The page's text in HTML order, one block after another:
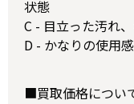
状態
C - 目立った汚れ
D - かなりの使用
■買取価格につい